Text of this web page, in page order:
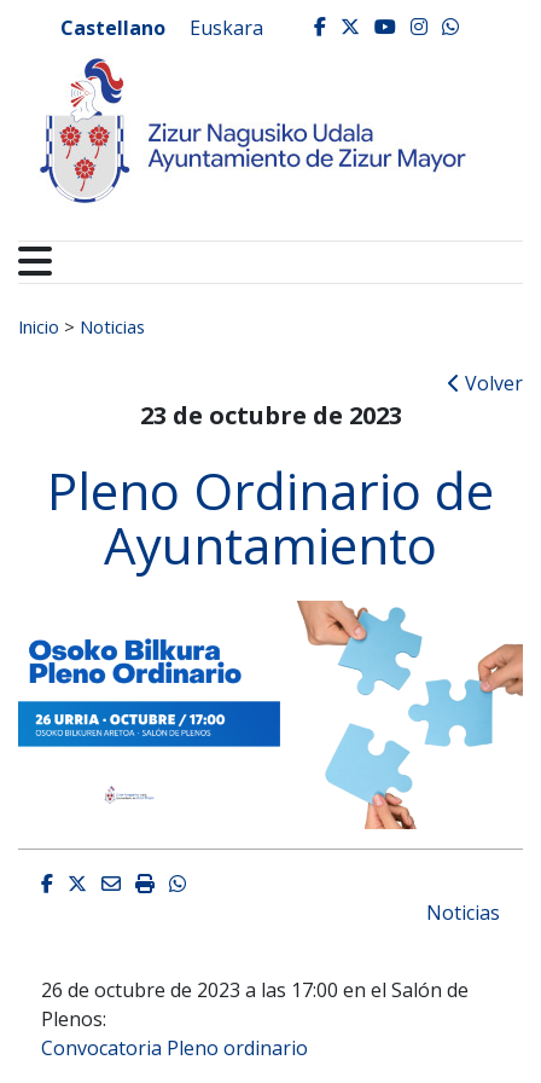
Ayuntamiento de
Castellano Euskara facebook
twitter
youtube
Buscar:
Inicio > Noticias
Volver
23 de octubre de 2023
Pleno Ordinario de
Ayuntamiento
Facebook
Twitter
EmailImprimirWhatsapp
Noticias
26 de octubre de 2023 a las 17:00 en el Salón de
Plenos:
Convocatoria Pleno ordinario